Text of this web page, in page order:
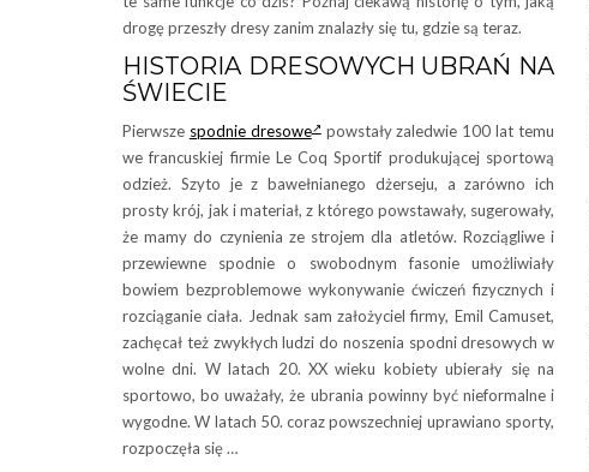
drogę przeszły dresy zanim znalazły się tu, gdzie są teraz.
HISTORIA DRESOWYCH UBRAŃ NA
ŚWIECIE
Pierwsze spodnie dresowe powstały zaledwie 100 lat temu
we francuskiej firmie Le Coq Sportif produkującej sportową
odzież. Szyto je z bawełnianego dżerseju, a zarówno ich
prosty krój, jak i materiał, z którego powstawały, sugerowały,
że mamy do czynienia ze strojem dla atletów. Rozciągliwe i
przewiewne spodnie o swobodnym fasonie umożliwiały
bowiem bezproblemowe wykonywanie ćwiczeń fizycznych i
rozciąganie ciała. Jednak sam założyciel firmy, Emil Camuset,
zachęcał też zwykłych ludzi do noszenia spodni dresowych w
wolne dni. W latach 20. XX wieku kobiety ubierały się na
sportowo, bo uważały, że ubrania powinny być nieformalne i
wygodne. W latach 50. coraz powszechniej uprawiano sporty,
rozpoczęła się …